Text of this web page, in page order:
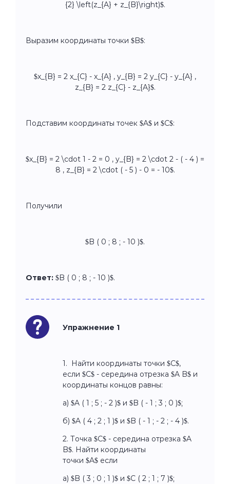
{2} \left(z_{A} + z_{B}\right)$.
Выразим координаты точки $B$:
$x_{B} = 2 x_{C} - x_{A} , y_{B} = 2 y_{C} - y_{A} ,
z_{B} = 2 z_{C} - z_{A}$.
Подставим координаты точек $A$ и $C$:
$x_{B} = 2 \cdot 1 - 2 = 0 , y_{B} = 2 \cdot 2 - ( - 4 ) =
8 , z_{B} = 2 \cdot ( - 5 ) - 0 = - 10$.
Получили
$B ( 0 ; 8 ; - 10 )$.
Ответ: $B ( 0 ; 8 ; - 10 )$.
Упражнение 1
1. Найти координаты точки $C$,
если $C$ - середина отрезка $A B$ и
координаты концов равны:
а) $A ( 1 ; 5 ; - 2 )$ и $B ( - 1 ; 3 ; 0 )$;
б) $A ( 4 ; 2 ; 1 )$ и $B ( - 1 ; - 2 ; - 4 )$.
2. Точка $C$ - середина отрезка $A
B$. Найти координаты
точки $A$ если
а) $B ( 3 ; 0 ; 1 )$ и $C ( 2 ; 1 ; 7 )$;